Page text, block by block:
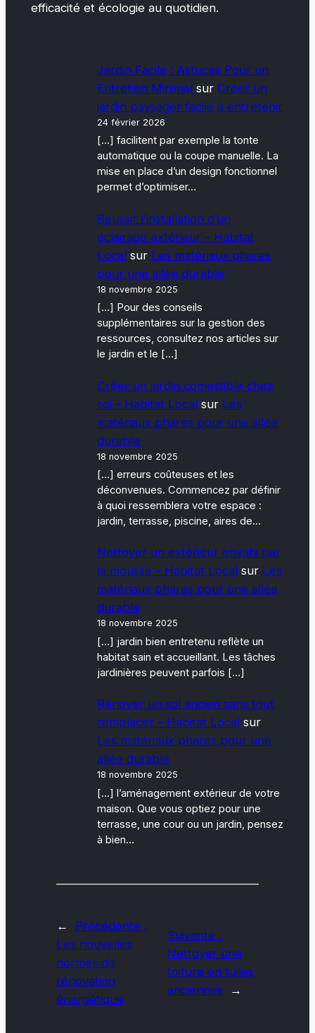
efficacité et écologie au quotidien.
Jardin Facile : Astuces Pour un
Entretien Minimal surCréer un
jardin paysager facile à entretenir
24 février 2026
[…] facilitent par exemple la tonte
automatique ou la coupe manuelle. La
mise en place d’un design fonctionnel
permet d’optimiser…
Réussir l’installation d’un
éclairage extérieur – Habitat
Local sur Les matériaux phares
pour une allée durable
18 novembre 2025
[…] Pour des conseils
supplémentaires sur la gestion des
ressources, consultez nos articles sur
le jardin et le […]
Créer un jardin comestible chez
soi – Habitat Local sur Les
matériaux phares pour une allée
durable
18 novembre 2025
[…] erreurs coûteuses et les
déconvenues. Commencez par définir
à quoi ressemblera votre espace :
jardin, terrasse, piscine, aires de…
Nettoyer un extérieur envahi par
la mousse – Habitat Local sur Les
matériaux phares pour une allée
durable
18 novembre 2025
[…] jardin bien entretenu reflète un
habitat sain et accueillant. Les tâches
jardinières peuvent parfois […]
Rénover un sol ancien sans tout
remplacer – Habitat Local sur
Les matériaux phares pour une
allée durable
18 novembre 2025
[…] l’aménagement extérieur de votre
maison. Que vous optiez pour une
terrasse, une cour ou un jardin, pensez
à bien…
←
Précédente :
Les nouvelles
normes de
rénovation
énergétique
Suivante :
Nettoyer une
toiture en tuiles
anciennes
→